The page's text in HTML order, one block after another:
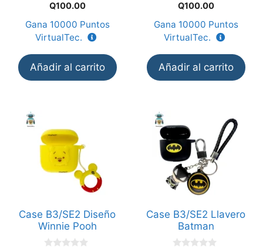
5
Q100.00
Gana 10000 Puntos
VirtualTec.
Añadir al carrito
5
Q100.00
Gana 10000 Puntos
VirtualTec.
Añadir al carrito
Case B3/SE2 Diseño
Winnie Pooh
Case B3/SE2 Llavero
Batman